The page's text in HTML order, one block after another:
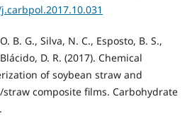
B. G., Silva, N. C., Esposto, B. S.,
D. R. (2017). Chemical
of soybean straw and
composite films. Carbohydrate